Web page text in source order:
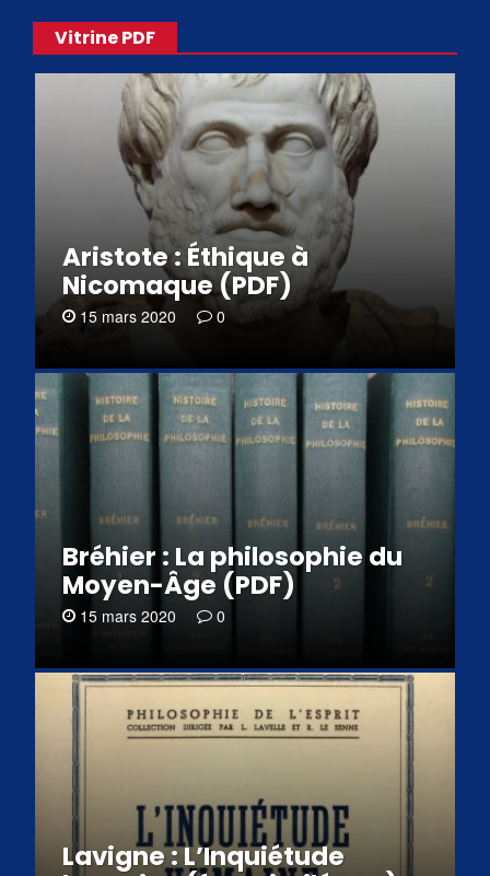
Vitrine PDF
Aristote : Éthique à
Nicomaque (PDF)
15 mars 2020 0
Bréhier : La philosophie du
Moyen-Âge (PDF)
15 mars 2020 0
Lavigne : L’Inquiétude